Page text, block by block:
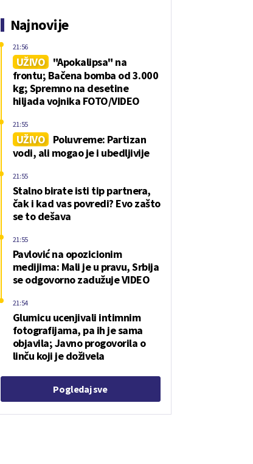
Najnovije
UŽIVO
"Apokalipsa" na
frontu; Bačena bomba od 3.000
kg; Spremno na desetine
hiljada vojnika FOTO/VIDEO
21:56
UŽIVO
Poluvreme: Partizan
vodi, ali mogao je i ubedljivije
21:55
Stalno birate isti tip partnera,
čak i kad vas povredi? Evo zašto
se to dešava
21:55
Pavlović na opozicionim
medijima: Mali je u pravu, Srbija
se odgovorno zadužuje VIDEO
21:55
Glumicu ucenjivali intimnim
fotografijama, pa ih je sama
objavila; Javno progovorila o
linču koji je doživela
21:54
Pogledaj sve